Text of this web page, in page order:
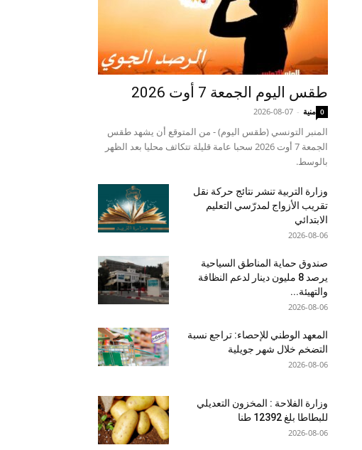
طقس اليوم الجمعة 7 أوت 2026
منية -
2026-08-07 0
المنبر التونسي (طقس اليوم) - من المتوقع أن يشهد طقس
الجمعة 7 أوت 2026 سحبا عامة قليلة تتكاثف محليا بعد الظهر
بالوسط.
وزارة التربية تنشر نتائج حركة نقل
تقريب الأزواج لمدرّسي التعليم
الابتدائي
2026-08-06
صندوق حماية المناطق السياحية
يرصد 8 مليون دينار لدعم النظافة
والتهيئة...
2026-08-06
المعهد الوطني للإحصاء: تراجع نسبة
التضخم خلال شهر جويلية
2026-08-06
وزارة الفلاحة : المخزون التعديلي
للبطاطا بلغ 12392 طنا
2026-08-06